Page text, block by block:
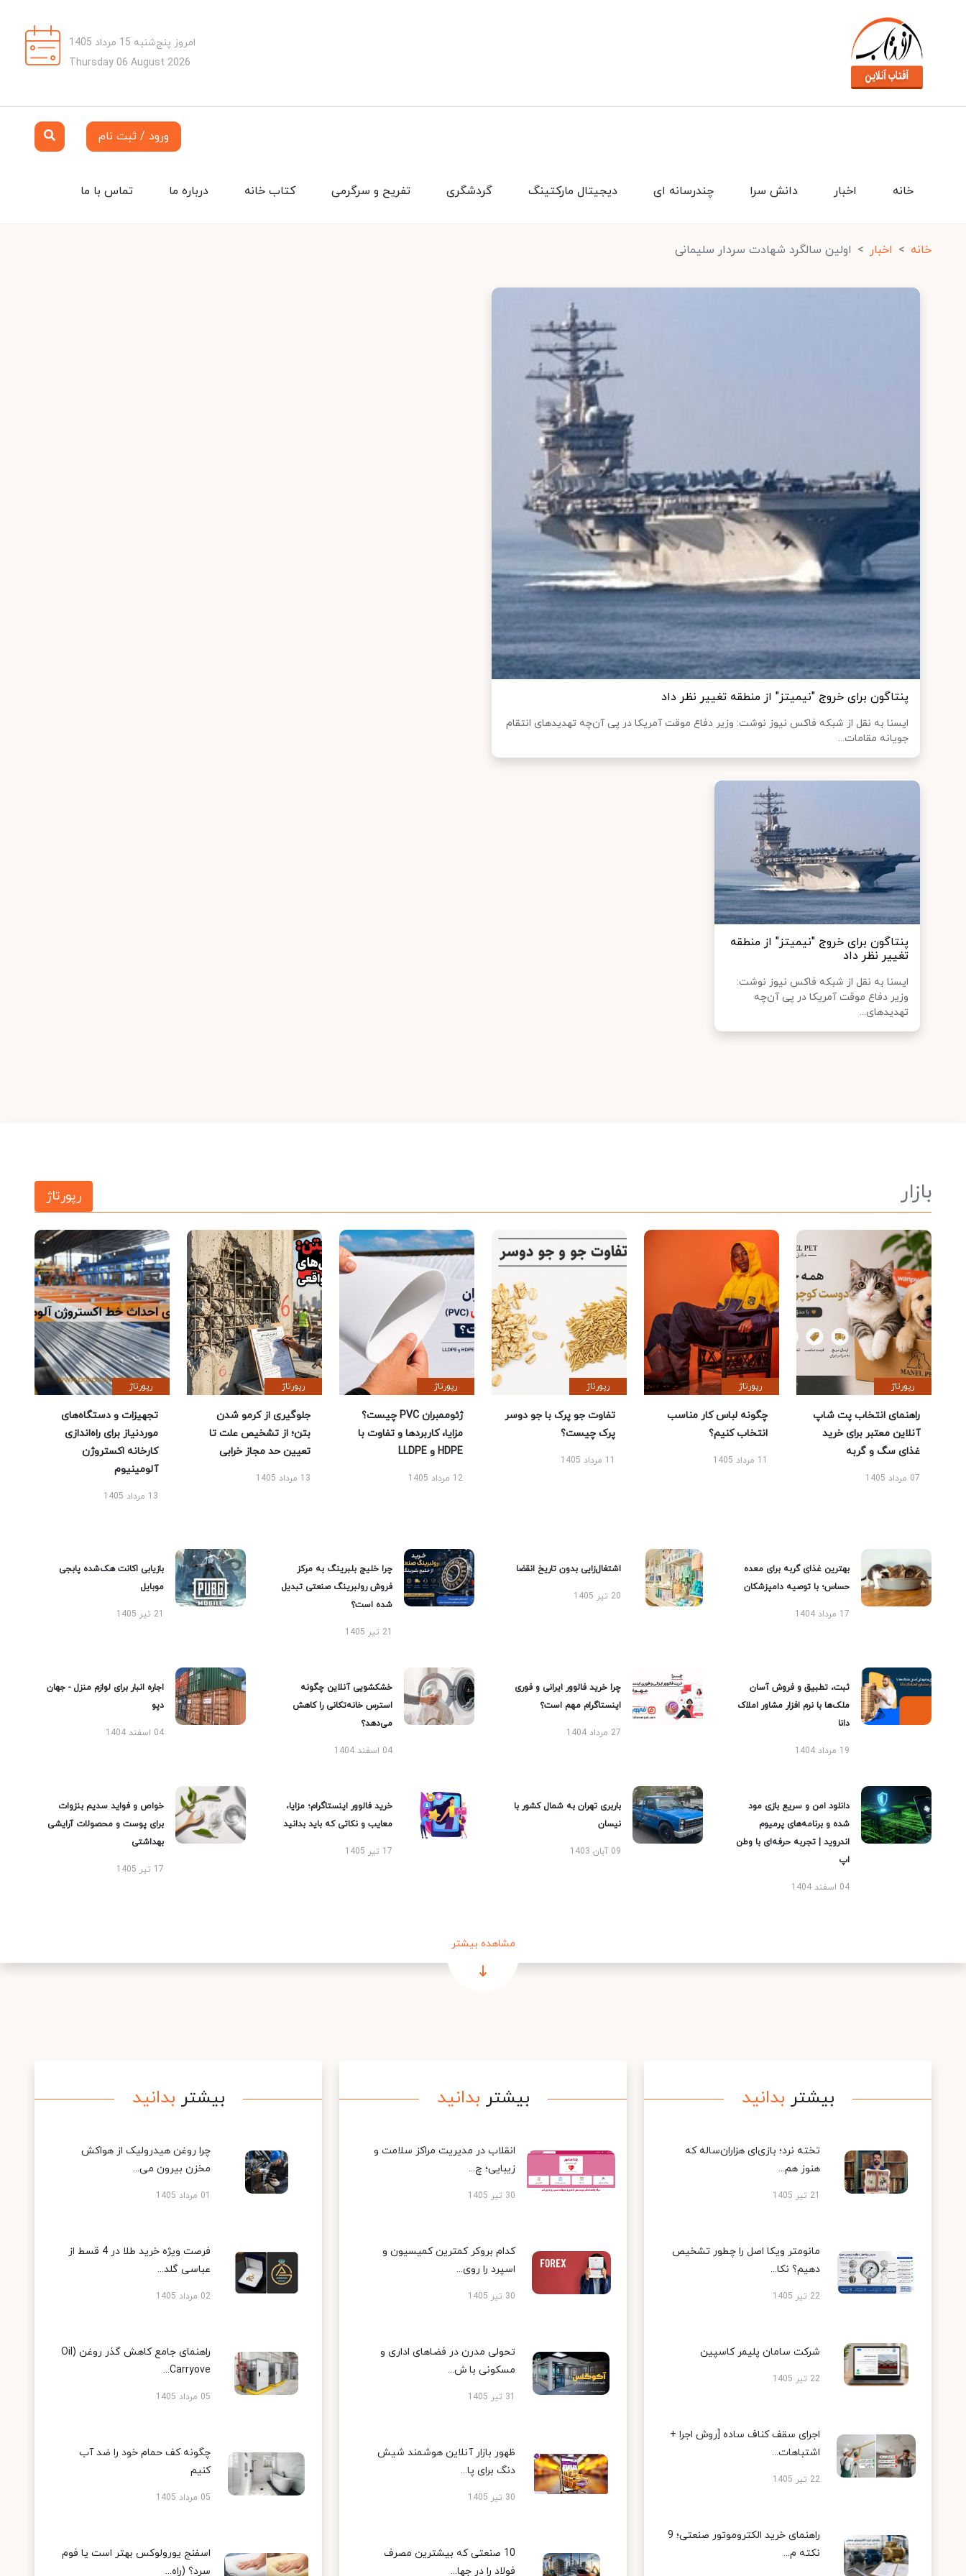
امروز پنج‌شنبه 15 مرداد 1405
Thursday 06 August 2026
ورود / ثبت نام
تماس با ما درباره ما کتاب خانه تفریح و سرگرمی گردشگری دیجیتال مارکتینگ چندرسانه ای دانش سرا اخبار خانه
خانه اخبار اولین سالگرد شهادت سردار سلیمانی
پنتاگون برای خروج "نیمیتز" از منطقه تغییر نظر داد
ایسنا به نقل از شبکه فاکس نیوز نوشت: وزیر دفاع موقت آمریکا در پی آن‌چه تهدیدهای انتقام
جویانه مقامات...
پنتاگون برای خروج "نیمیتز" از منطقه
تغییر نظر داد
ایسنا به نقل از شبکه فاکس نیوز نوشت:
وزیر دفاع موقت آمریکا در پی آن‌چه
تهدیدهای...
بازار رپورتاژ
رپورتاژ
راهنمای انتخاب پت شاپ
آنلاین معتبر برای خرید
غذای سگ و گربه
07 مرداد 1405
رپورتاژ
چگونه لباس کار مناسب
انتخاب کنیم؟
11 مرداد 1405
رپورتاژ
تفاوت جو پرک با جو دوسر
پرک چیست؟
11 مرداد 1405
رپورتاژ
ژئوممبران PVC چیست؟
مزایا، کاربردها و تفاوت با
HDPE و LLDPE
12 مرداد 1405
رپورتاژ
جلوگیری از کرمو شدن
بتن؛ از تشخیص علت تا
تعیین حد مجاز خرابی
13 مرداد 1405
رپورتاژ
تجهیزات و دستگاه‌های
موردنیاز برای راه‌اندازی
کارخانه اکستروژن
آلومینیوم
13 مرداد 1405
بهترین غذای گربه برای معده
حساس؛ با توصیه دامپزشکان
17 مرداد 1404
اشتغال‌زایی بدون تاریخ انقضا
20 تیر 1405
چرا خلیج بلبرینگ به مرکز
فروش رولبرینگ صنعتی تبدیل
شده است؟
21 تیر 1405
بازیابی اکانت هک‌شده پابجی
موبایل
21 تیر 1405
ثبت، تطبیق و فروش آسان
ملک‌ها با نرم افزار مشاور املاک
دانا
19 مرداد 1404
چرا خرید فالوور ایرانی و فوری
اینستاگرام مهم است؟
27 مرداد 1404
خشکشویی آنلاین چگونه
استرس خانه‌تکانی را کاهش
می‌دهد؟
04 اسفند 1404
اجاره انبار برای لوازم منزل - جهان
دپو
04 اسفند 1404
دانلود امن و سریع بازی مود
شده و برنامه‌های پرمیوم
اندروید | تجربه حرفه‌ای با وطن
اپ
04 اسفند 1404
باربری تهران به شمال کشور با
نیسان
09 آبان 1403
خرید فالوور اینستاگرام؛ مزایا،
معایب و نکاتی که باید بدانید
17 تیر 1405
خواص و فواید سدیم بنزوات
برای پوست و محصولات آرایشی
بهداشتی
17 تیر 1405
مشاهده بیشتر
بیشتر بدانید
تخته نرد؛ بازی‌ای هزاران‌ساله که
هنوز هم...
21 تیر 1405
مانومتر ویکا اصل را چطور تشخیص
دهیم؟ نکا...
22 تیر 1405
شرکت سامان پلیمر کاسپین
22 تیر 1405
اجرای سقف کناف ساده [روش اجرا +
اشتباهات...
22 تیر 1405
راهنمای خرید الکتروموتور صنعتی؛ 9
نکته م...
بیشتر بدانید
انقلاب در مدیریت مراکز سلامت و
زیبایی؛ چ...
30 تیر 1405
کدام بروکر کمترین کمیسیون و
اسپرد را روی...
30 تیر 1405
تحولی مدرن در فضاهای اداری و
مسکونی با ش...
31 تیر 1405
ظهور بازار آنلاین هوشمند شیش
دنگ برای پا...
30 تیر 1405
10 صنعتی که بیشترین مصرف
فولاد را در جها...
بیشتر بدانید
چرا روغن هیدرولیک از هواکش
مخزن بیرون می...
01 مرداد 1405
فرصت ویژه خرید طلا در 4 قسط از
عباسی گلد...
02 مرداد 1405
راهنمای جامع کاهش گذر روغن (Oil
Carryove...
05 مرداد 1405
چگونه کف حمام خود را ضد آب
کنیم
05 مرداد 1405
اسفنج یورولوکس بهتر است یا فوم
سرد؟ (راه...